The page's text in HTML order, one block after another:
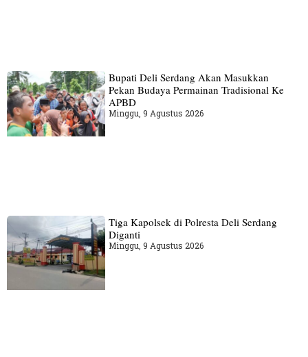
Bupati Deli Serdang Akan Masukkan
Pekan Budaya Permainan Tradisional Ke
APBD
Minggu, 9 Agustus 2026
Tiga Kapolsek di Polresta Deli Serdang
Diganti
Minggu, 9 Agustus 2026